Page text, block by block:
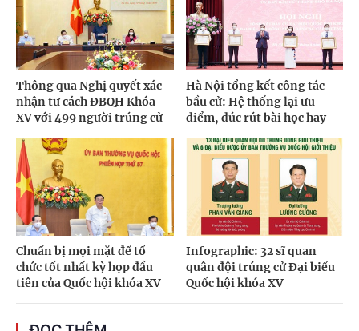
Thông qua Nghị quyết xác
nhận tư cách ĐBQH Khóa
XV với 499 người trúng cử
Hà Nội tổng kết công tác
bầu cử: Hệ thống lại ưu
điểm, đúc rút bài học hay
Chuẩn bị mọi mặt để tổ
chức tốt nhất kỳ họp đầu
tiên của Quốc hội khóa XV
Infographic: 32 sĩ quan
quân đội trúng cử Đại biểu
Quốc hội khóa XV